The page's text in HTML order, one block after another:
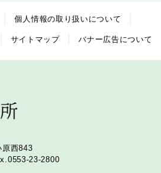
個人情報の取り扱いについて
サイトマップ バナー広告について
原西843
23-2800